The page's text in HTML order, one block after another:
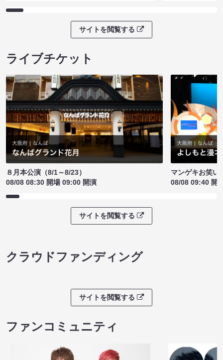
サイトを閲覧する
ライブチケット
８月本公演（8/1～8/23）
08/08 08:30 開場 09:00 開演
マンゲキお笑い
08/08 09:40 開
サイトを閲覧する
クラウドファンディング
サイトを閲覧する
ファンコミュニティ